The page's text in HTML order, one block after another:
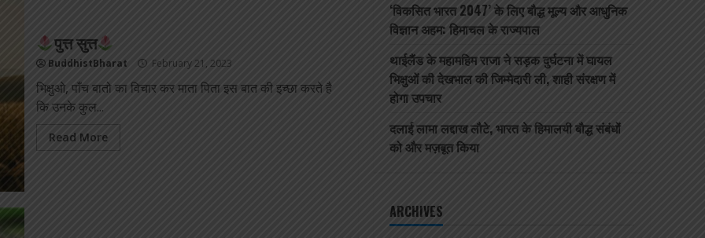
पुत्त सुत्त
BuddhistBharat February 21, 2023
भिक्षुओ, पाँच बातो का विचार कर माता पिता इस बात की इच्छा करते है
कि उनके कुल...
Read More
‘विकसित भारत 2047’ के लिए बौद्ध मूल्य और आधुनिक
विज्ञान अहम: हिमाचल के राज्यपाल
थाईलैंड के महामहिम राजा ने सड़क दुर्घटना में घायल
भिक्षुओं की देखभाल की जिम्मेदारी ली, शाही संरक्षण में
होगा उपचार
दलाई लामा लद्दाख लौटे, भारत के हिमालयी बौद्ध संबंधों
को और मज़बूत किया
ARCHIVES